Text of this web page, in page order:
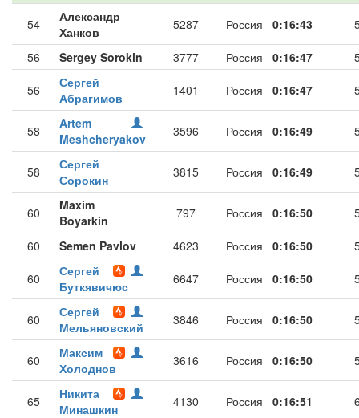
54
Александр
Ханков
5287 Россия 0:16:43
56 Sergey Sorokin 3777 Россия 0:16:47
56
Сергей
Абрагимов
1401 Россия 0:16:47
58
Artem
Meshcheryakov
3596 Россия 0:16:49
58
Сергей
Сорокин
3815 Россия 0:16:49
60
Maxim
Boyarkin
797 Россия 0:16:50
60 Semen Pavlov 4623 Россия 0:16:50
60
Сергей
Буткявичюс
6647 Россия 0:16:50
60
Сергей
Мельяновский
3846 Россия 0:16:50
60
Максим
Холоднов
3616 Россия 0:16:50
65
Никита
Минашкин
4130 Россия 0:16:51